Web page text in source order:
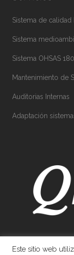
Sistema de calidad
Sistema
Sistema OHSAS
Mantenimiento de
Auditorias Internas
Adaptación
Este sitio web